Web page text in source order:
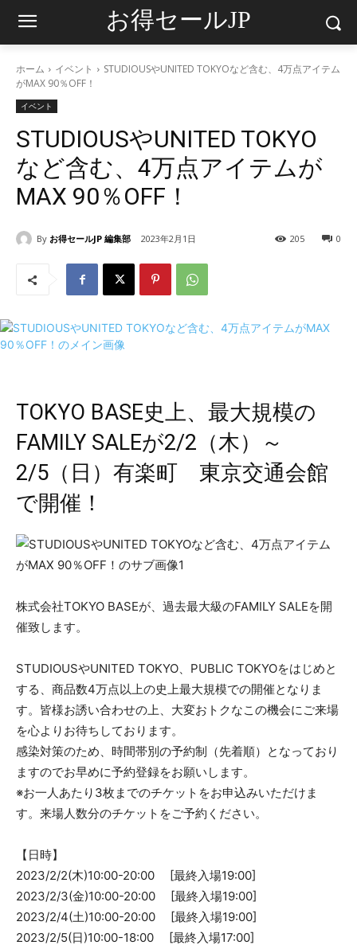
お得セールJP
ホーム イベント
STUDIOUSやUNITED TOKYOなど含む、4万点アイテム
がMAX 90％OFF！
イベント
STUDIOUSやUNITED TOKYO
など含む、4万点アイテムが
MAX 90％OFF！
By お得セールJP 編集部 2023年2月1日 0
205
TOKYO BASE史上、最大規模の
FAMILY SALEが2/2（木）～
2/5（日）有楽町 東京交通会館
で開催！
株式会社TOKYO BASEが、過去最大級のFAMILY SALEを開
催致します。
STUDIOUSやUNITED TOKYO、PUBLIC TOKYOをはじめと
する、商品数4万点以上の史上最大規模での開催となりま
す。皆様お誘い合わせの上、大変おトクなこの機会にご来場
を心よりお待ちしております。
感染対策のため、時間帯別の予約制（先着順）となっており
ますのでお早めに予約登録をお願いします。
※お一人あたり3枚までのチケットをお申込みいただけま
す。来場人数分のチケットをご予約ください。
【日時】
2023/2/2(木)10:00-20:00 [最終入場19:00]
2023/2/3(金)10:00-20:00 [最終入場19:00]
2023/2/4(土)10:00-20:00 [最終入場19:00]
2023/2/5(日)10:00-18:00 [最終入場17:00]